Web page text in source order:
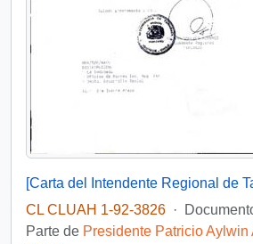
CL CLUAH 1-92-3826 ·
Parte de Presidente Patricio Aylwin